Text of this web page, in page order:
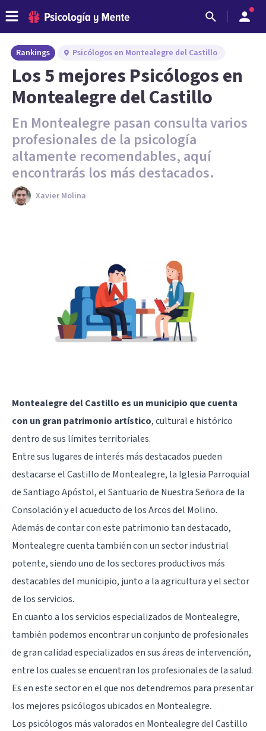
Rankings Psicólogos en Montealegre del Castillo
Los 5 mejores Psicólogos en
Montealegre del Castillo
En Montealegre pasan consulta varios
profesionales de la psicología
altamente recomendables, aquí
encontrarás los más destacados.
Xavier Molina
Montealegre del Castillo es un municipio que cuenta
con un gran patrimonio artístico, cultural e histórico
dentro de sus límites territoriales.
Entre sus lugares de interés más destacados pueden
destacarse el Castillo de Montealegre, la Iglesia Parroquial
de Santiago Apóstol, el Santuario de Nuestra Señora de la
Consolación y el acueducto de los Arcos del Molino.
Además de contar con este patrimonio tan destacado,
Montealegre cuenta también con un sector industrial
potente, siendo uno de los sectores productivos más
destacables del municipio, junto a la agricultura y el sector
de los servicios.
En cuanto a los servicios especializados de Montealegre,
también podemos encontrar un conjunto de profesionales
de gran calidad especializados en sus áreas de intervención,
entre los cuales se encuentran los profesionales de la salud.
Es en este sector en el que nos detendremos para presentar
los mejores psicólogos ubicados en Montealegre.
Los psicólogos más valorados en Montealegre del Castillo